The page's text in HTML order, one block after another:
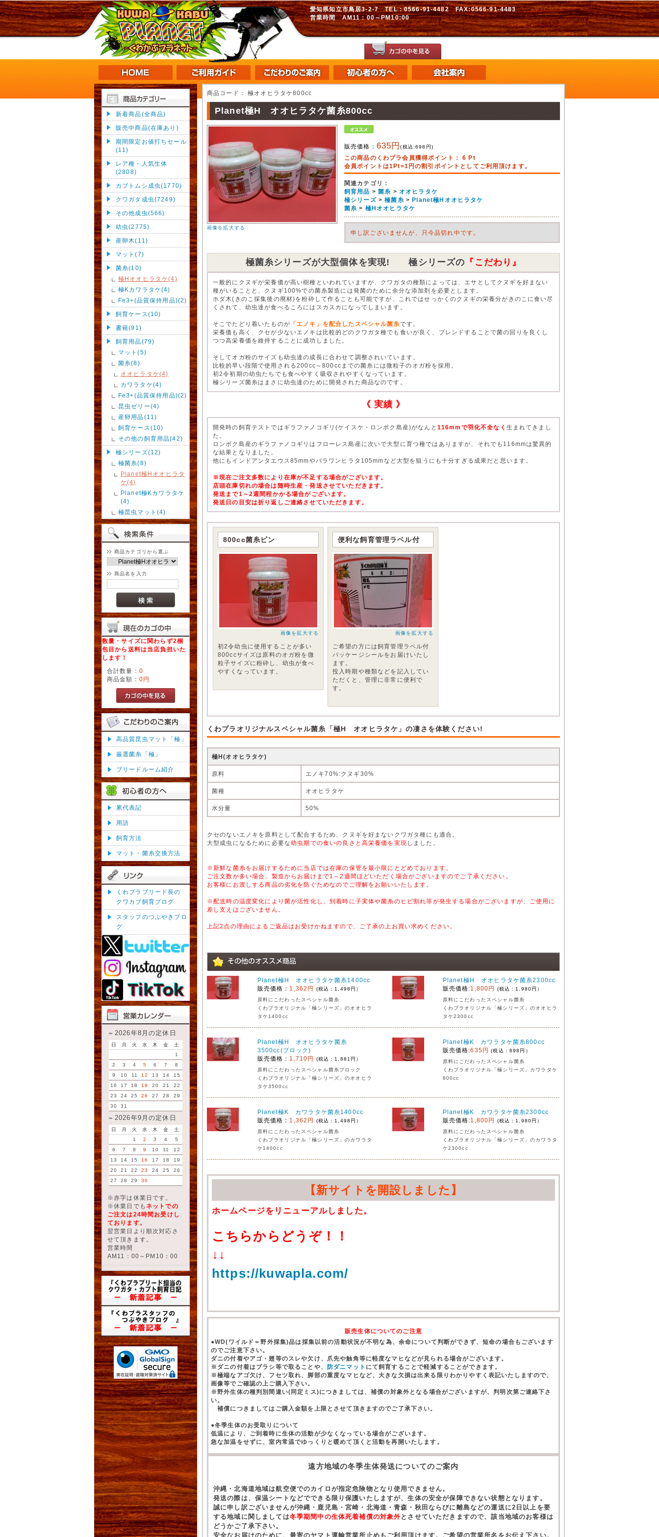
愛知県知立市鳥居3-2-7 TEL：0566-91-4482 FAX:0566-91-4483
営業時間 AM11：00～PM10:00
新着商品(全商品)
販売中商品(在庫あり)
期間限定お値打ちセール
(11)
レア種・人気生体
(2808)
カブトムシ成虫(1770)
クワガタ成虫(7249)
その他成虫(566)
幼虫(2775)
産卵木(11)
マット(7)
菌糸(10)
極Hオオヒラタケ(4)
極Kカワラタケ(4)
Fe3+(品質保持用品)(2)
飼育ケース(10)
書籍(91)
飼育用品(79)
マット(5)
菌糸(8)
オオヒラタケ(4)
カワラタケ(4)
Fe3+(品質保持用品)(2)
昆虫ゼリー(4)
産卵用品(11)
飼育ケース(10)
その他の飼育用品(42)
極シリーズ(12)
極菌糸(8)
Planet極Hオオヒラタ
ケ(4)
Planet極Kカワラタケ
(4)
極昆虫マット(4)
商品カテゴリから選ぶ
商品名を入力
数量・サイズに関わらず2梱
包目から送料は当店負担いた
します！
合計数量： 0
商品金額： 0円
高品質昆虫マット「極」
厳選菌糸「極」
ブリードルーム紹介
累代表記
用語
飼育方法
マット・菌糸交換方法
くわプラブリード長の
クワカブ飼育ブログ
スタッフのつぶやきブロ
グ
2026年8月の定休日
日 月 火 水 木 金
土
1
2
3 4 5 6 7
8
9
10 11 12 13 14
15
16
17 18 19 20 21
22
23
24 25 26 27 28
29
30
31
2026年9月の定休日
日 月 火 水 木 金
土
1
2 3 4
5
6
7 8 9 10 11
12
13
14 15 16 17 18
19
20
21 22 23 24 25
26
27
28 29 30
※赤字は休業日です。
※休業日でも ネットでの
ご注文は24時間お受けし
ております。
翌営業日より順次対応さ
せて頂きます。
営業時間
AM11：00～PM10：00
商品コード：極オオヒラタケ800cc
Planet極H オオヒラタケ菌糸800cc
画像を拡大する
販売価格： 635円(税込:698 円)
この商品のくわプラ会員獲得ポイント：6 Pt
会員ポイントは1Pt=1円の割引ポイントとしてご利用頂けます。
関連カテゴリ：
飼育用品 >菌糸 > オオヒラタケ
極シリーズ>極菌糸 >Planet極Hオオヒラタケ
菌糸 > 極Hオオヒラタケ
申し訳ございませんが、只今品切れ中です。
極菌糸シリーズが大型個体を実現! 極シリーズの 『こだわり』
一般的にクヌギが栄養価が高い樹種といわれていますが、クワガタの種類によっては、エサとしてクヌギを好まない
種がいることと、クヌギ100%での菌糸製造には発菌のために余分な添加剤を必要とします。
ホダ木(きのこ採集後の廃材)を粉砕して作ることも可能ですが、これではせっかくのクヌギの栄養分がきのこに食い尽
くされて、幼虫達が食べるころにはスカスカになってしまいます。
そこでたどり着いたものが 「エノキ」を配合したスペシャル菌糸です。
栄養価も高く、クセが少ないエノキは比較的どのクワガタ種でも食いが良く、ブレンドすることで菌の回りを良くし
つつ高栄養価を維持することに成功しました。
そしてオガ粉のサイズも幼虫達の成長に合わせて調整されいています。
比較的早い段階で使用される200cc～800ccまでの菌糸には微粒子のオガ粉を採用。
初2令初期の幼虫たちでも食べやすく吸収されやすくなっています。
極シリーズ菌糸はまさに幼虫達のために開発された商品なのです。
《 実績 》
開発時の飼育テストではギラファノコギリ(ケイスケ・ロンボク島産)がなんと 116mmで羽化不全なく 生まれてきまし
た。
ロンボク島産のギラファノコギリはフローレス島産に次いで大型に育つ種ではありますが、それでも116mmは驚異的
な結果となりました。
他にもインドアンタエウス85mmやパラワンヒラタ105mmなど大型を狙うにも十分すぎる成果だと思います。
※現在ご注文多数により在庫が不足する場合がございます。
店頭在庫切れの場合は随時生産・発送させていただきます。
発送まで1～2週間程かかる場合がございます。
発送日の目安は折り返しご連絡させていただきます。
800cc菌糸ビン
画像を拡大する
初2令幼虫に使用することが多い
800ccサイズは原料のオガ粉を微
粒子サイズに粉砕し、幼虫が食べ
やすくなっています。
便利な飼育管理ラベル付
画像を拡大する
ご希望の方には飼育管理ラベル付
パッケージシールをお届けいたし
ます。
投入時期や種類などを記入してい
ただくと、管理に非常に便利で
す。
くわプラオリジナルスペシャル菌糸「極H オオヒラタケ」の凄さを体験ください!
極H(オオヒラタケ)
原料 エノキ70%:クヌギ30%
菌種 オオヒラタケ
水分量 50%
クセのないエノキを原料として配合するため、クヌギを好まないクワガタ種にも適合。
大型成虫になるために必要な幼虫期での食いの良さと高栄養価を実現 しました。
※新鮮な菌糸をお届けするために当店では在庫の保管を最小限にとどめております。
ご注文数が多い場合、製造からお届けまで1～2週間ほどいただく場合がございますのでご了承ください。
お客様にお渡しする商品の劣化を防ぐためなのでご理解をお願いいたします。
※配送時の温度変化により菌が活性化し、到着時に子実体や菌糸のヒビ割れ等が発生する場合がございますが、ご使用に
差し支えはございません。
上記2点の理由によるご返品はお受けかねますので、ご了承の上お買い求めください。
Planet極H オオヒラタケ菌糸1400cc
販売価格： 1,362円
(税込：1,498円）
原料にこだわったスペシャル菌糸
くわプラオリジナル「極シリーズ」のオオヒラ
タケ1400cc
Planet極H オオヒラタケ菌糸2300cc
販売価格:1,800円
(税込：1,980円）
原料にこだわったスペシャル菌糸
くわプラオリジナル「極シリーズ」のオオヒラ
タケ2300cc
Planet極H オオヒラタケ菌糸
3500cc(ブロック)
販売価格： 1,710円
(税込：1,881円）
原料にこだわったスペシャル菌糸ブロック
くわプラオリジナル「極シリーズ」のオオヒラ
タケ3500cc
Planet極K カワラタケ菌糸800cc
販売価格:635円 (税込：698円）
原料にこだわったスペシャル菌糸
くわプラオリジナル「極シリーズ」カワラタケ
800cc
Planet極K カワラタケ菌糸1400cc
販売価格： 1,362円
(税込：1,498円）
原料にこだわったスペシャル菌糸
くわプラオリジナル「極シリーズ」のカワラタ
ケ1400cc
Planet極K カワラタケ菌糸2300cc
販売価格:1,800円
(税込：1,980円）
原料にこだわったスペシャル菌糸
くわプラオリジナル「極シリーズ」のカワラタ
ケ2300cc
【新サイトを開設しました】
ホームページをリニューアルしました。
こちらからどうぞ！！
↓↓
https://kuwapla.com/
販売生体についてのご注意
●WD(ワイルド＝野外採集)品は採集以前の活動状況が不明な為、余命について判断ができず、短命の場合もございます
のでご注意下さい。
ダニの付着やアゴ・翅等のスレや欠け、爪先や触角等に軽度なマヒなどが見られる場合がございます。
※ダニの付着はブラシ等で取ることや、 防ダニマット にて飼育することで軽減することができます。
※極端なアゴ欠け、フセツ取れ、脚部の重度なマヒなど、大きな欠損は出来る限りわかりやすく表記いたしますので、
画像等でご確認の上ご購入下さい。
※野外生体の種判別間違い(同定ミス)につきましては、補償の対象外となる場合がございますが、判明次第ご連絡下さ
い。
補償につきましてはご購入金額を上限とさせて頂きますのでご了承下さい。
●冬季生体のお受取りについて
低温により、ご到着時に生体の活動が少なくなっている場合がございます。
急な加温をせずに、室内常温でゆっくりと暖めて頂くと活動を再開いたします。
遠方地域の冬季生体発送についてのご案内
沖縄・北海道地域は航空便でのカイロが指定危険物となり使用できません。
発送の際は、保温シートなどでできる限り保護いたしますが、生体の安全が保障できない状態となります。
誠に申し訳ございませんが沖縄・鹿児島・宮崎・北海道・青森・秋田ならびに離島などの運送に2日以上を要
する地域に関しましては冬季期間中の生体死着補償の対象外とさせていただきますので、該当地域のお客様は
どうかご了承下さい。
安全なお届けのために、最寄のヤマト運輸営業所止めもご利用頂けます。ご希望の営業所名をお伝え下さい。